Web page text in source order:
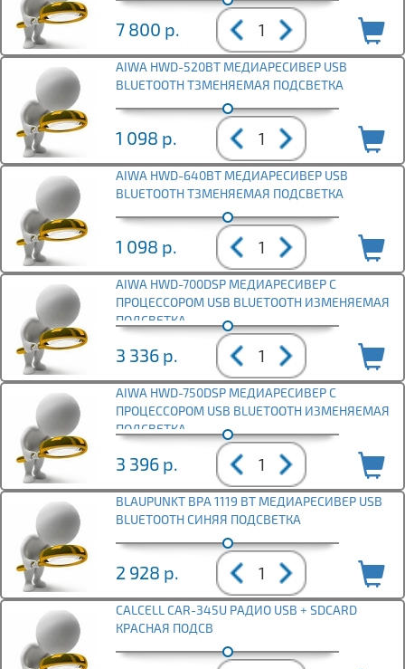
7 800 р.
AIWA HWD-520BT МЕДИАРЕСИВЕР USB
BLUETOOTH ТЗМЕНЯЕМАЯ ПОДСВЕТКА
1 098 р.
AIWA HWD-640BT МЕДИАРЕСИВЕР USB
BLUETOOTH ТЗМЕНЯЕМАЯ ПОДСВЕТКА
1 098 р.
AIWA HWD-700DSP МЕДИАРЕСИВЕР С
ПРОЦЕССОРОМ USB BLUETOOTH ИЗМЕНЯЕМАЯ
ПОДСВЕТКА
3 336 р.
AIWA HWD-750DSP МЕДИАРЕСИВЕР С
ПРОЦЕССОРОМ USB BLUETOOTH ИЗМЕНЯЕМАЯ
ПОДСВЕТКА
3 396 р.
BLAUPUNKT BPA 1119 BT МЕДИАРЕСИВЕР USB
BLUETOOTH СИНЯЯ ПОДСВЕТКА
2 928 р.
CALCELL CAR-345U РАДИО USB + SDCARD
КРАСНАЯ ПОДСВ